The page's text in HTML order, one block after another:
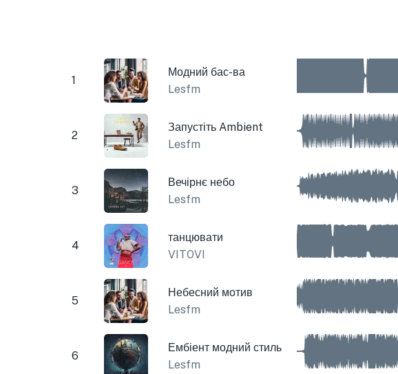
1
Модний бас-ва
Lesfm
2
Запустіть Ambient
Lesfm
3
Вечірнє небо
Lesfm
4
танцювати
VITOVI
5
Небесний мотив
Lesfm
6
Ембіент модний стиль
Lesfm